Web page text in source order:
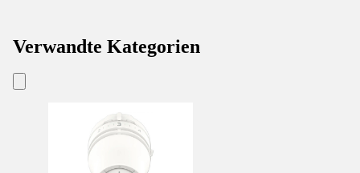
Verwandte Kategorien